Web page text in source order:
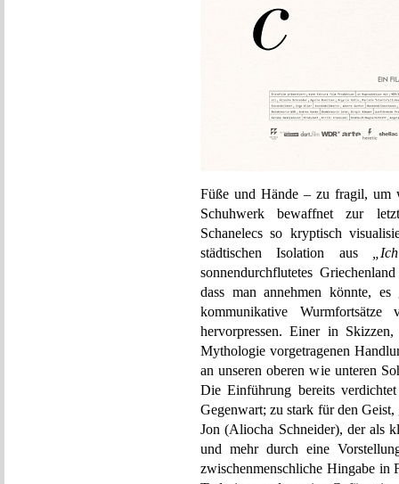
Füße und Hände – zu fragil, um
Schuhwerk bewaffnet zur
Schanelecs so kryptisch
städtischen Isolation aus
sonnendurchflutetes
dass man annehmen könnte,
kommunikative
hervorpressen. Einer in
Mythologie vorgetragenen
an unseren oberen wie unteren
Die Einführung bereits
Gegenwart; zu stark für den
Jon (Aliocha Schneider), der als
und mehr durch eine
zwischenmenschliche Hingabe in